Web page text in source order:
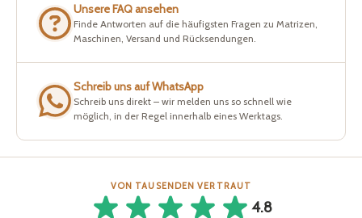
Unsere FAQ ansehen
Finde Antworten auf die häufigsten Fragen zu Matrizen,
Maschinen, Versand und Rücksendungen.
Schreib uns auf WhatsApp
Schreib uns direkt – wir melden uns so schnell wie
möglich, in der Regel innerhalb eines Werktags.
VON TAUSENDEN VERTRAUT
4.8